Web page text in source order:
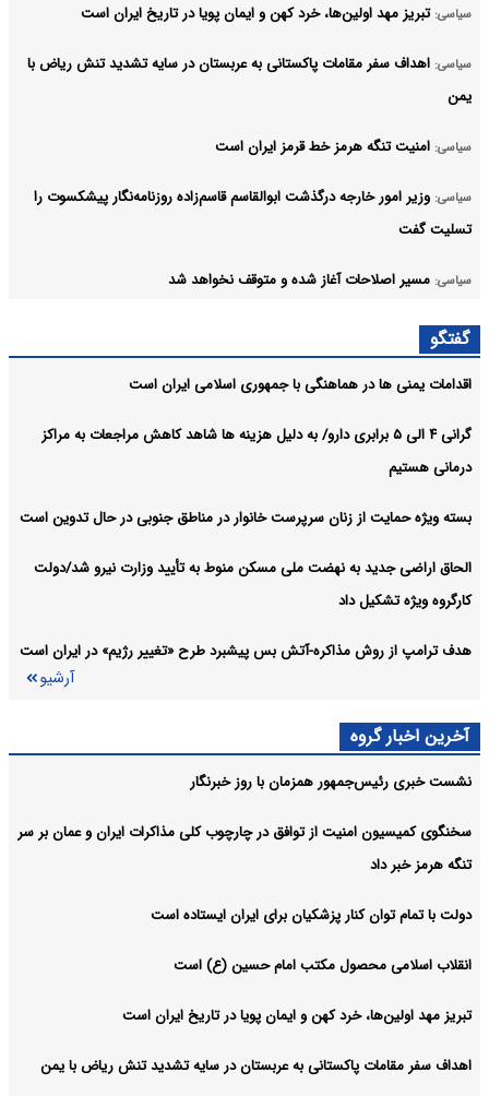
سیاسی: تبریز مهد اولین‌ها، خرد کهن و ایمان پویا در تاریخ ایران است
سیاسی: اهداف سفر مقامات پاکستانی به عربستان در سایه تشدید تنش ریاض با
یمن
سیاسی: امنیت تنگه هرمز خط قرمز ایران است
سیاسی: وزیر امور خارجه درگذشت ابوالقاسم قاسم‌زاده روزنامه‌نگار پیشکسوت را
تسلیت گفت
سیاسی: مسیر اصلاحات آغاز شده و متوقف نخواهد شد
سیاسی: استفاده از قلدری یک استراتژی شکست‌خورده است
آرشیو
گفتگو
اقدامات یمنی ها در هماهنگی با جمهوری اسلامی ایران است
گرانی ۴ الی ۵ برابری دارو/ به دلیل هزینه ها شاهد کاهش مراجعات به مراکز
درمانی هستیم
بسته ویژه حمایت از زنان سرپرست خانوار در مناطق جنوبی در حال تدوین است
الحاق اراضی جدید به نهضت ملی مسکن منوط به تأیید وزارت نیرو شد/دولت
کارگروه ویژه تشکیل داد
هدف ترامپ از روش مذاکره-آتش بس پیشبرد طرح «تغییر رژیم» در ایران است
آرشیو
آخرین اخبار گروه
نشست خبری رئیس‌جمهور همزمان با روز خبرنگار
سخنگوی کمیسیون امنیت از توافق در چارچوب کلی مذاکرات ایران و عمان بر سر
تنگه هرمز خبر داد
دولت با تمام توان کنار پزشکیان برای ایران ایستاده است
انقلاب اسلامی محصول مکتب امام حسین (ع) است
تبریز مهد اولین‌ها، خرد کهن و ایمان پویا در تاریخ ایران است
اهداف سفر مقامات پاکستانی به عربستان در سایه تشدید تنش ریاض با یمن